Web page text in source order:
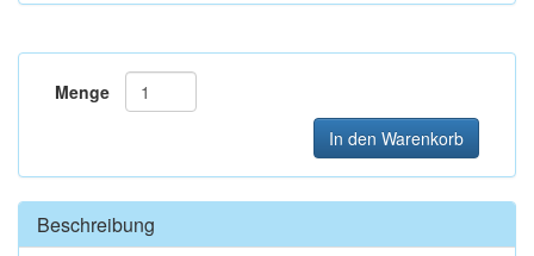
Menge
In den Warenkorb
Beschreibung